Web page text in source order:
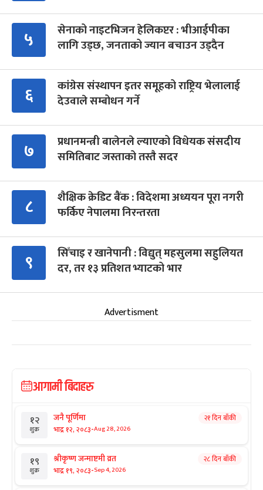
५
सेनाको नाइटभिजन हेलिकप्टर : भीआईपीका
लागि उड्छ, जनताको ज्यान बचाउन उड्दैन
६
कांग्रेस संस्थापन इतर समूहको राष्ट्रिय भेलालाई
देउवाले सम्बोधन गर्ने
७
प्रधानमन्त्री बालेनले ल्याएको विधेयक संसदीय
समितिबाट जस्ताको तस्तै सदर
८
शैक्षिक क्रेडिट बैंक : विदेशमा अध्ययन पूरा नगरी
फर्किए नेपालमा निरन्तरता
९
सिँचाइ र खानेपानी : विद्युत् महसुलमा सहुलियत
दर, तर १३ प्रतिशत भ्याटको भार
Advertisment
आगामी बिदाहरु
१२
शुक्र
जनै पूर्णिमा
भाद्र १२, २०८३-Aug 28, 2026
२१ दिन बाँकी
१९
शुक्र
श्रीकृष्ण जन्माष्टमी व्रत
भाद्र १९, २०८३-Sep 4, 2026
२८ दिन बाँकी